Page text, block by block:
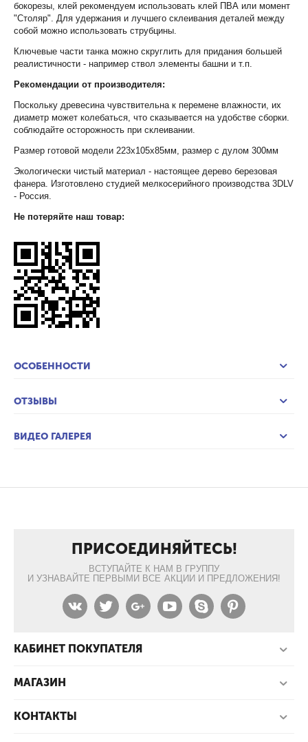
бокорезы, клей рекомендуем использовать клей ПВА или момент
"Столяр". Для удержания и лучшего склеивания деталей между
собой можно использовать струбцины.
Ключевые части танка можно скруглить для придания большей
реалистичности - например ствол элементы башни и т.п.
Рекомендации от производителя:
Поскольку древесина чувствительна к перемене влажности, их
диаметр может колебаться, что сказывается на удобстве сборки.
соблюдайте осторожность при склеивании.
Размер готовой модели 223х105х85мм, размер с дулом 300мм
Экологически чистый материал - настоящее дерево березовая
фанера. Изготовлено студией мелкосерийного производства 3DLV
- Россия.
Не потеряйте наш товар:
ОСОБЕННОСТИ
ОТЗЫВЫ
ВИДЕО ГАЛЕРЕЯ
ПРИСОЕДИНЯЙТЕСЬ!
ВСТУПАЙТЕ К НАМ В ГРУППУ
И УЗНАВАЙТЕ ПЕРВЫМИ ВСЕ АКЦИИ И ПРЕДЛОЖЕНИЯ!
КАБИНЕТ ПОКУПАТЕЛЯ
МАГАЗИН
КОНТАКТЫ